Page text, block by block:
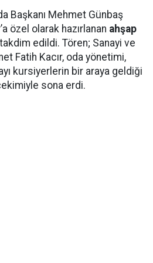
Başkanı Mehmet Günbaş
özel olarak hazırlanan ahşap
takdim edildi. Tören; Sanayi ve
Fatih Kacır, oda yönetimi,
kursiyerlerin bir araya geldiği
sona erdi.